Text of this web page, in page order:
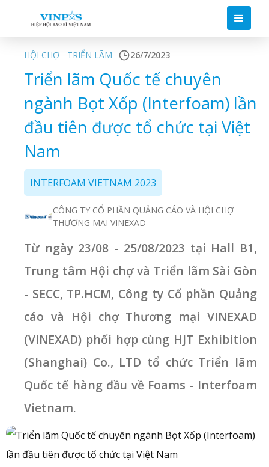
HỘI CHỢ - TRIỂN LÃM 26/7/2023
Triển lãm Quốc tế chuyên
ngành Bọt Xốp (Interfoam) lần
đầu tiên được tổ chức tại Việt
Nam
INTERFOAM VIETNAM 2023
CÔNG TY CỔ PHẦN QUẢNG CÁO VÀ HỘI CHỢ
THƯƠNG MẠI VINEXAD
Từ ngày 23/08 - 25/08/2023 tại Hall B1,
Trung tâm Hội chợ và Triển lãm Sài Gòn
- SECC, TP.HCM, Công ty Cổ phần Quảng
cáo và Hội chợ Thương mại VINEXAD
(VINEXAD) phối hợp cùng HJT Exhibition
(Shanghai) Co., LTD tổ chức Triển lãm
Quốc tế hàng đầu về Foams - Interfoam
Vietnam.